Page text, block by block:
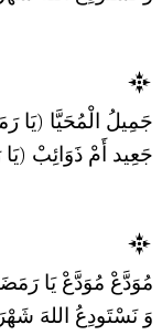
جَمِيلُ الْمُحَيَّا (يَا
جَعِيد أَمْ ذَوَائِبْ
مُوَدَّعْ مُوَدَّعْ يَا
وَ نَسْتَودِعُ اللهَ